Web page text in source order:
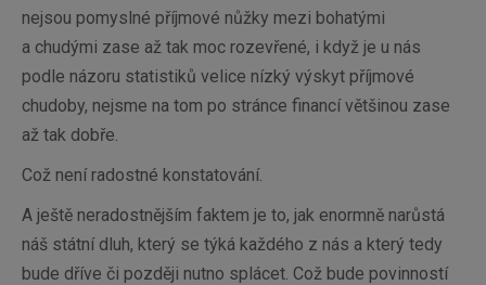
nejsou pomyslné příjmové nůžky mezi bohatými
a chudými zase až tak moc rozevřené, i když je u nás
podle názoru statistiků velice nízký výskyt příjmové
chudoby, nejsme na tom po stránce financí většinou zase
až tak dobře.
Což není radostné konstatování.
A ještě neradostnějším faktem je to, jak enormně narůstá
náš státní dluh, který se týká každého z nás a který tedy
bude dříve či později nutno splácet. Což bude povinností